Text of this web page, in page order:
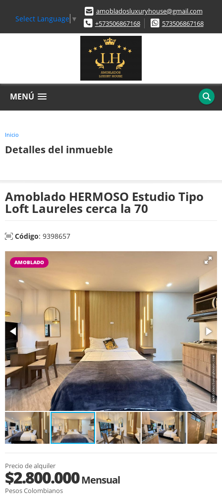
Select Language ▼
amobladosluxuryhouse@gmail.com
+573506867168
573506867168
MENÚ
Inicio
Detalles del inmueble
Amoblado HERMOSO Estudio Tipo
Loft Laureles cerca la 70
Código: 9398657
AMOBLADO
Precio de alquiler
$2.800.000Mensual
Pesos Colombianos